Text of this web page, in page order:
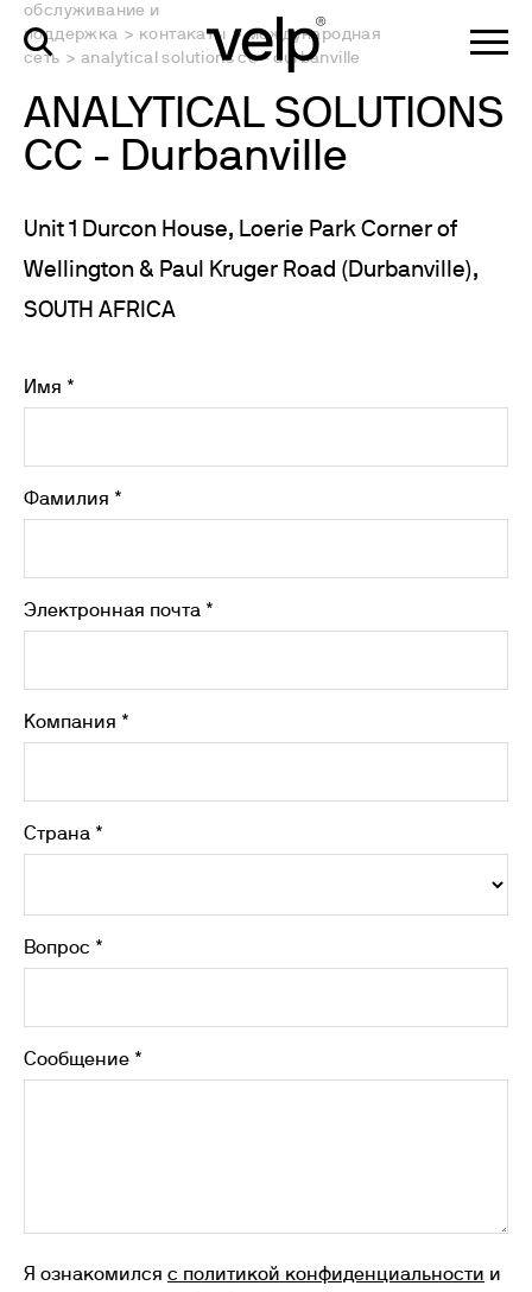
обслуживание и
поддержка > контакаты > международная
сеть > analytical solutions cc - durbanville
ANALYTICAL SOLUTIONS
CC - Durbanville
Unit 1 Durcon House, Loerie Park Corner of
Wellington & Paul Kruger Road (Durbanville),
SOUTH AFRICA
Имя *
Фамилия *
Электронная почта *
Компания *
Страна *
Вопрос *
Сообщение *
Я ознакомился с политикой конфиденциальности и